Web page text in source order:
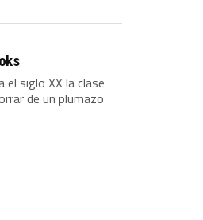
el siglo XX la clase
de un plumazo